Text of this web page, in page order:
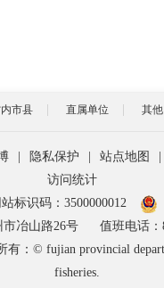
市县 直属单位 其他
隐私保护 站点地图
访问统计
站标识码：3500000012
冶山路26号
值班电话：
有：© fujian provincial
fisheries.